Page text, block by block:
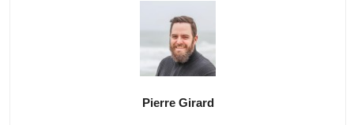
Pierre Girard